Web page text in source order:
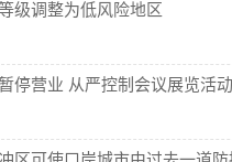
级调整为低风险地区
停营业 从严控制会议展览活动